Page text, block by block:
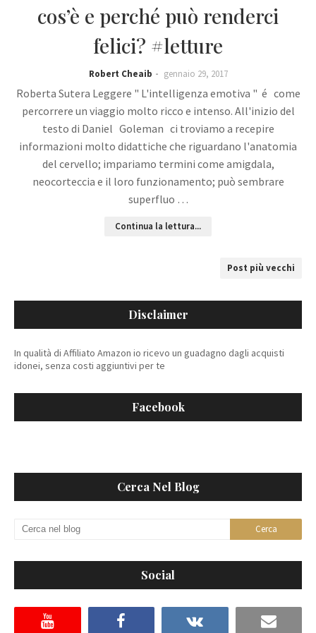
cos’è e perché può renderci
felici? #letture
Robert Cheaib gennaio 29, 2017
Roberta Sutera Leggere " L'intelligenza emotiva " é come
percorrere un viaggio molto ricco e intenso. All'inizio del
testo di Daniel Goleman ci troviamo a recepire
informazioni molto didattiche che riguardano l'anatomia
del cervello; impariamo termini come amigdala,
neocorteccia e il loro funzionamento; può sembrare
superfluo …
Continua la lettura...
Post più vecchi
Disclaimer
In qualità di Affiliato Amazon io ricevo un guadagno dagli acquisti
idonei, senza costi aggiuntivi per te
Facebook
Cerca Nel Blog
Social